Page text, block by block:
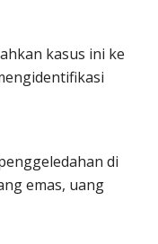
kasus ini ke
di
emas, uang